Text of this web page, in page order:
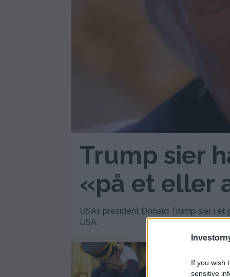
If you wish
sensitive
Trump sier
«på et eller
USAs president Donald Trump sier i
USA.